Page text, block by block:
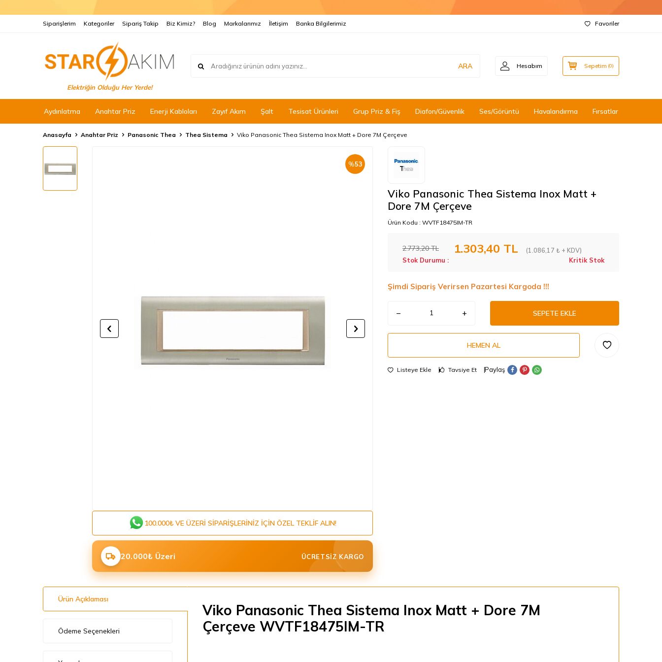
Siparişlerim Kategoriler Sipariş Takip Biz Kimiz? Blog Markalarımız İletişim Banka Bilgilerimiz Favoriler
Elektriğin Olduğu Her Yerde!
ARA Hesabım Sepetim (0)
Aydınlatma Anahtar Priz Enerji Kabloları Zayıf Akım Şalt Tesisat Ürünleri Grup Priz & Fiş Diafon/Güvenlik Ses/Görüntü Havalandırma Fırsatlar
Anasayfa Anahtar Priz Panasonic Thea Thea Sistema Viko Panasonic Thea Sistema Inox Matt + Dore 7M Çerçeve
%53
100.000₺ VE ÜZERI SIPARIŞLERINIZ IÇIN ÖZEL TEKLIF ALIN!
20.000₺ Üzeri ÜCRETSIZ KARGO
Viko Panasonic Thea Sistema Inox Matt +
Dore 7M Çerçeve
Ürün Kodu : WVTF18475IM-TR
2.773,20TL 1.303,40 TL
(1.086,17 ₺ + KDV)
Stok Durumu :
Kritik Stok
Şimdi Sipariş Verirsen Pazartesi Kargoda !!!
SEPETE EKLE
HEMEN AL
Listeye Ekle Tavsiye Et Paylaş
Ürün Açıklaması
Ödeme Seçenekleri
Viko Panasonic Thea Sistema Inox Matt + Dore 7M
Çerçeve WVTF18475IM-TR